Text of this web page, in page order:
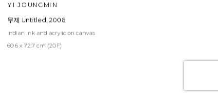
YI JOUNGMIN
무제 Untitled, 2006
indian ink and acrylic on canvas
60.6 x 72.7 cm (20F)